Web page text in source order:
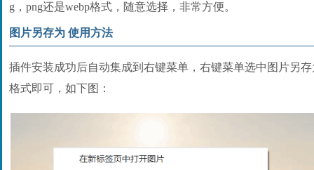
g，png还是webp格式，随意选择，非常方便。
图片另存为 使用方法
插件安装成功后自动集成到右键菜单，右键菜单选中图片另
格式即可，如下图：